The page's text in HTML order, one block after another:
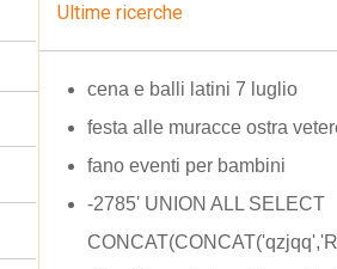
Ultime ricerche
cena e balli latini 7 luglio
festa alle muracce ostra
fano eventi per bambini
-2785' UNION ALL SELECT